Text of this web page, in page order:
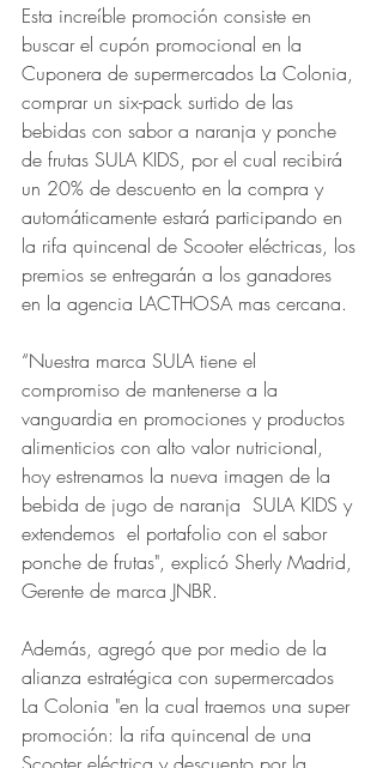
Esta increíble promoción consiste en
buscar el cupón promocional en la
Cuponera de supermercados La Colonia,
comprar un six-pack surtido de las
bebidas con sabor a naranja y ponche
de frutas SULA KIDS, por el cual recibirá
un 20% de descuento en la compra y
automáticamente estará participando en
la rifa quincenal de Scooter eléctricas, los
premios se entregarán a los ganadores
en la agencia LACTHOSA mas cercana.
“Nuestra marca SULA tiene el
compromiso de mantenerse a la
vanguardia en promociones y productos
alimenticios con alto valor nutricional,
hoy estrenamos la nueva imagen de la
bebida de jugo de naranja  SULA KIDS y
extendemos  el portafolio con el sabor
ponche de frutas", explicó Sherly Madrid,
Gerente de marca JNBR.
Además, agregó que por medio de la
alianza estratégica con supermercados
La Colonia "en la cual traemos una super
promoción: la rifa quincenal de una
Scooter eléctrica y descuento por la